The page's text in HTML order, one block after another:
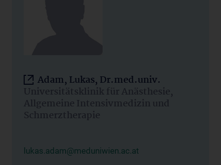
Adam, Lukas, Dr.med.univ.
Universitätsklinik für Anästhesie,
Allgemeine Intensivmedizin und
Schmerztherapie
lukas.adam@meduniwien.ac.at